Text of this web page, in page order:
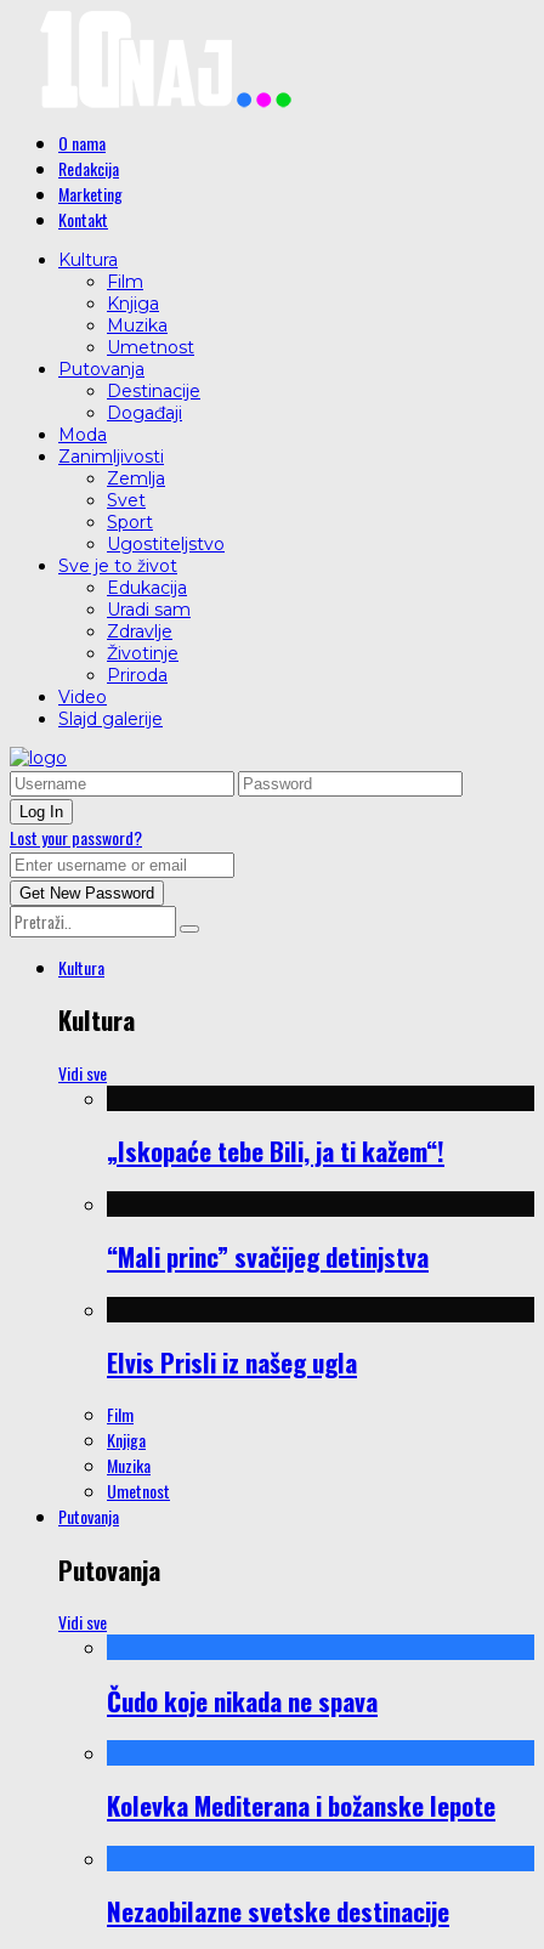
O nama
Redakcija
Marketing
Kontakt
Kultura
Film
Knjiga
Muzika
Umetnost
Putovanja
Destinacije
Događaji
Moda
Zanimljivosti
Zemlja
Svet
Sport
Ugostiteljstvo
Sve je to život
Edukacija
Uradi sam
Zdravlje
Životinje
Priroda
Video
Slajd galerije
Lost your password?
Kultura
Kultura
Vidi sve
„Iskopaće tebe Bili, ja ti kažem“!
“Mali princ” svačijeg detinjstva
Elvis Prisli iz našeg ugla
Film
Knjiga
Muzika
Umetnost
Putovanja
Putovanja
Vidi sve
Čudo koje nikada ne spava
Kolevka Mediterana i božanske lepote
Nezaobilazne svetske destinacije